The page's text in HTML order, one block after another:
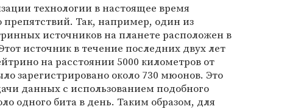
технологии в настоящее время
препятствий. Так, например, один из
источников на планете расположен в
источник в течение последних двух лет
на расстоянии 5000 километров от
зарегистрировано около 730 мюонов. Это
данных с использованием подобного
одного бита в день. Таким образом, для